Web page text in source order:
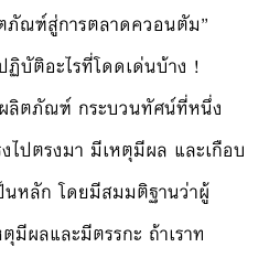
ภัณฑ์สู่การตลาดควอนตัม”
บัติอะไรที่โดดเด่นบ้าง !
ลิตภัณฑ์ กระบวนทัศน์ที่หนึ่ง
ไปตรงมา มีเหตุมีผล และเกือบ
หลัก โดยมีสมมติฐานว่าผู้
มีผลและมีตรรกะ ถ้าเราท